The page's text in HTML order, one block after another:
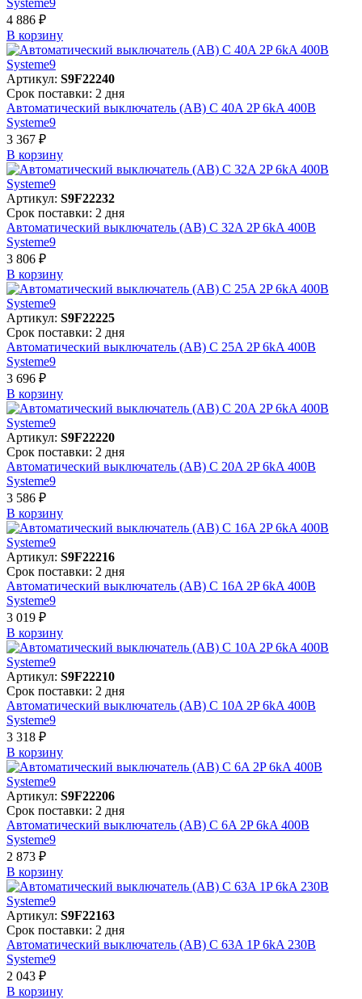
4 886 ₽
В корзинy
Артикул: S9F22240
Срок поставки: 2 дня
Автоматический выключатель (АВ) C 40A 2P 6kA 400В
Systeme9
3 367 ₽
В корзинy
Артикул: S9F22232
Срок поставки: 2 дня
Автоматический выключатель (АВ) C 32A 2P 6kA 400В
Systeme9
3 806 ₽
В корзинy
Артикул: S9F22225
Срок поставки: 2 дня
Автоматический выключатель (АВ) C 25A 2P 6kA 400В
Systeme9
3 696 ₽
В корзинy
Артикул: S9F22220
Срок поставки: 2 дня
Автоматический выключатель (АВ) C 20A 2P 6kA 400В
Systeme9
3 586 ₽
В корзинy
Артикул: S9F22216
Срок поставки: 2 дня
Автоматический выключатель (АВ) C 16A 2P 6kA 400В
Systeme9
3 019 ₽
В корзинy
Артикул: S9F22210
Срок поставки: 2 дня
Автоматический выключатель (АВ) C 10A 2P 6kA 400В
Systeme9
3 318 ₽
В корзинy
Артикул: S9F22206
Срок поставки: 2 дня
Автоматический выключатель (АВ) C 6A 2P 6kA 400В
Systeme9
2 873 ₽
В корзинy
Артикул: S9F22163
Срок поставки: 2 дня
Автоматический выключатель (АВ) C 63A 1P 6kA 230В
Systeme9
2 043 ₽
В корзинy